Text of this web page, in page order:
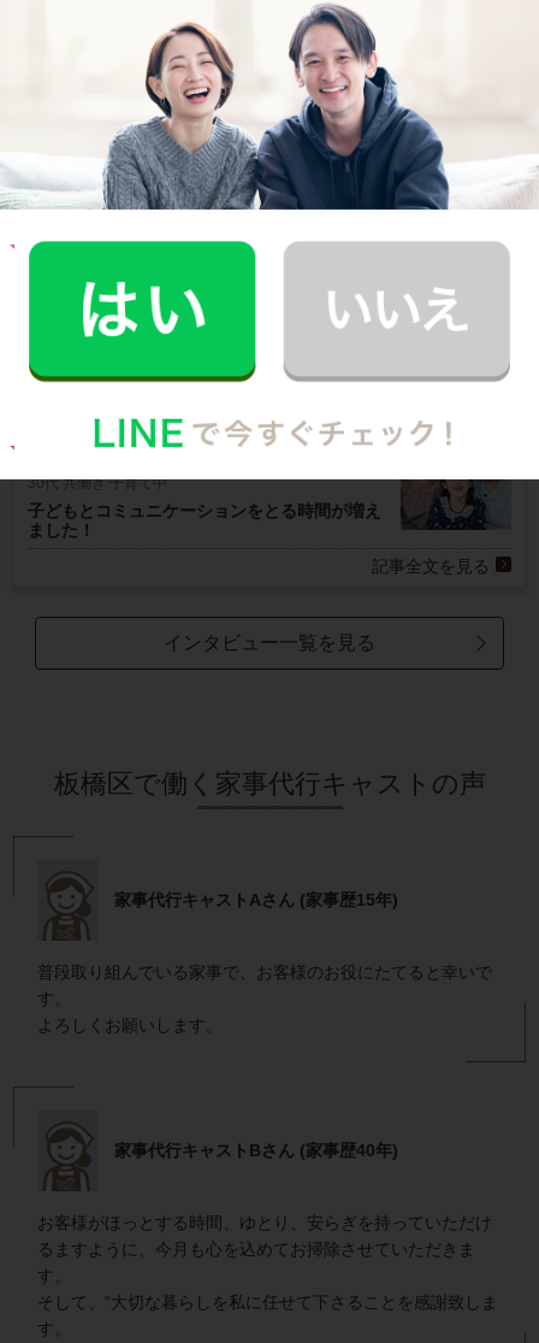
お料理代行のサービス料金
ご利用者インタビュー
Customer Interview
A.T.さん
30代 共働き 育児休暇中
栄養バランスの取れた食事を摂れるのが魅力で
30代 共働き 子育て中
子どもとコミュニケーションをとる時間が増え
ました！
記事全文を見る
インタビュー一覧を見る
板橋区で働く家事代行キャストの声
家事代行キャストAさん (家事歴15年)
普段取り組んでいる家事で、お客様のお役にたてると幸いで
す。
よろしくお願いします。
家事代行キャストBさん (家事歴40年)
お客様がほっとする時間、ゆとり、安らぎを持っていただけ
るますように、今月も心を込めてお掃除させていただきま
す。
そして、“大切な暮らしを私に任せて下さることを感謝致しま
す。